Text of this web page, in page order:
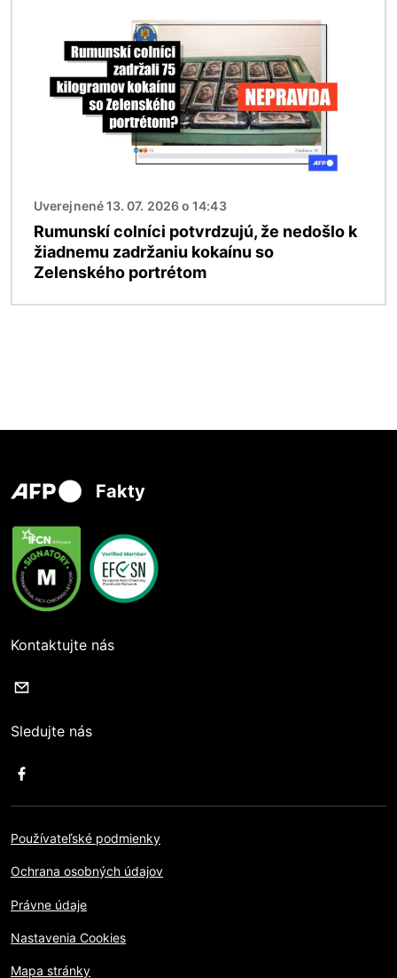
Uverejnené 13. 07. 2026 o 14:43
Rumunskí colníci potvrdzujú, že nedošlo k
žiadnemu zadržaniu kokaínu so
Zelenského portrétom
Fakty
Kontaktujte nás
Sledujte nás
Používateľské podmienky
Ochrana osobných údajov
Právne údaje
Nastavenia Cookies
Mapa stránky